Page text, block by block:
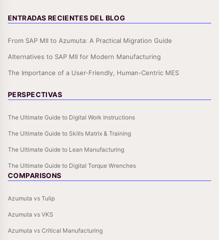
ENTRADAS RECIENTES DEL BLOG
From SAP MII to Azumuta: A Practical Migration Guide
Alternatives to SAP MII for Modern Manufacturing
The Importance of a User-Friendly, Human-Centric MES
PERSPECTIVAS
The Ultimate Guide to Digital Work Instructions
The Ultimate Guide to Skills Matrix & Training
The Ultimate Guide to Lean Manufacturing
The Ultimate Guide to Digital Torque Wrenches
COMPARISONS
Azumuta vs Tulip
Azumuta vs VKS
Azumuta vs Critical Manufacturing